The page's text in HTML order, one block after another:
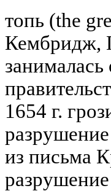
топь (the
Кембридж,
1654 г.
из письма